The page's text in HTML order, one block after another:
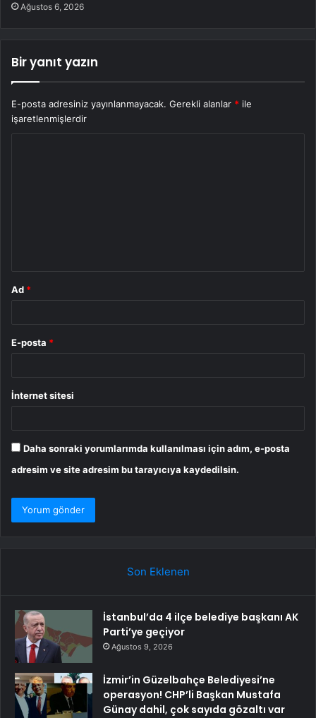
Ağustos 6, 2026
Bir yanıt yazın
E-posta adresiniz yayınlanmayacak. Gerekli alanlar * ile
işaretlenmişlerdir
Ad *
E-posta *
İnternet sitesi
Daha sonraki yorumlarımda kullanılması için adım, e-posta
adresim ve site adresim bu tarayıcıya kaydedilsin.
Son Eklenen
İstanbul’da 4 ilçe belediye başkanı AK
Parti’ye geçiyor
Ağustos 9, 2026
İzmir’in Güzelbahçe Belediyesi’ne
operasyon! CHP’li Başkan Mustafa
Günay dahil, çok sayıda gözaltı var